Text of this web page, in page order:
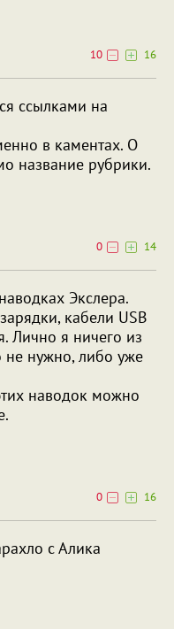
10
16
ссылками на
в каментах. О
название рубрики.
0
14
Экслера.
кабели USB
Лично я ничего из
не нужно, либо уже
наводок можно
0
16
с Алика